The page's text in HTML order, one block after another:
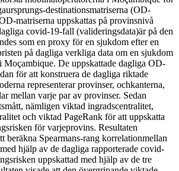
destinationsmatriserna (OD-
matriserna uppskattas på provinsnivå
covid-19-fall (valideringsdata)är på den
som en proxy för en sjukdom efter en
på dagliga verkliga data om en sjukdom
Moçambique. De uppskattade dagliga OD-
för att konstruera de dagliga riktade
representerar provinser, ochkanterna,
mellan varje par av provinser. Sedan
nämligen viktad ingradscentralitet,
och viktad PageRank för att uppskatta
för varjeprovins. Resultaten
beräkna Spearmans-rang korrelationmellan
hjälp av de dagliga rapporterade covid-
uppskattad med hjälp av de tre